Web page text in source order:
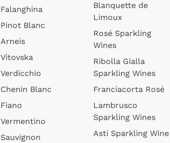
Falanghina
Pinot Blanc
Arneis
Vitovska
Verdicchio
Chenin Blanc
Fiano
Vermentino
Sauvignon
Blanquette de
Limoux
Rosé Sparkling
Wines
Ribolla Gialla
Sparkling Wines
Franciacorta Rosé
Lambrusco
Sparkling Wines
Asti Sparkling Wine